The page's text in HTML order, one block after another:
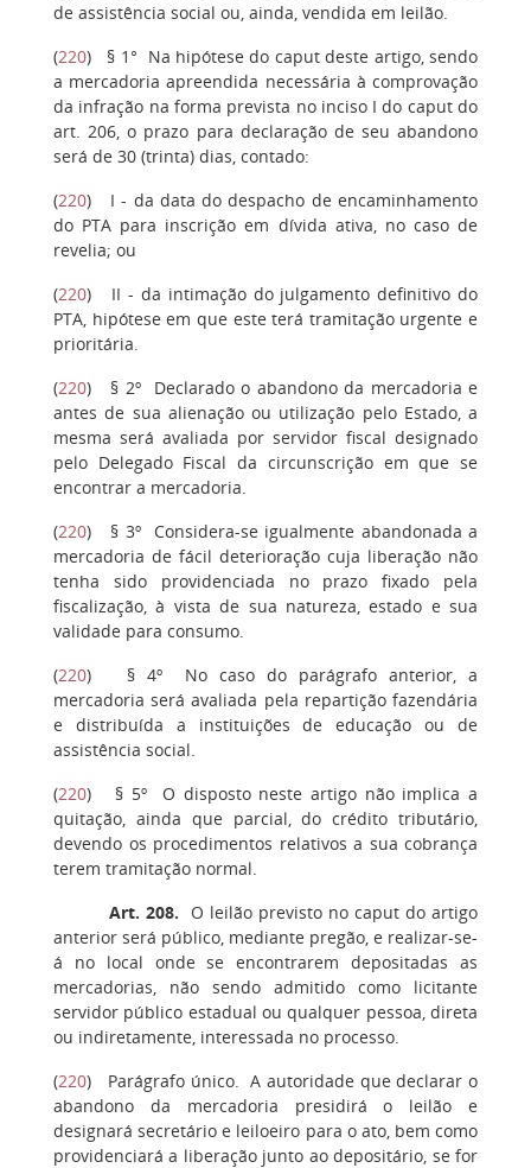
de assistência social ou, ainda, vendida em leilão.
(220) § 1° Na hipótese do caput deste artigo, sendo
a mercadoria apreendida necessária à comprovação
da infração na forma prevista no inciso I do caput do
art. 206, o prazo para declaração de seu abandono
será de 30 (trinta) dias, contado:
(220) I- da data do despacho de encaminhamento
do PTA para inscrição em dívida ativa, no caso de
revelia; ou
(220) II - da intimação do julgamento definitivo do
PTA, hipótese em que este terá tramitação urgente e
prioritária.
(220) § 2º
Declarado o abandono da mercadoria e
antes de sua alienação ou utilização pelo Estado, a
mesma será avaliada por servidor fiscal designado
pelo Delegado Fiscal da circunscrição em que se
encontrar a mercadoria.
(220) § 3º
Considera-se igualmente abandonada a
mercadoria de fácil deterioração cuja liberação não
tenha sido providenciada no prazo fixado pela
fiscalização, à vista de sua natureza, estado e sua
validade para consumo.
(220) § 4º
No caso do parágrafo anterior, a
mercadoria será avaliada pela repartição fazendária
e distribuída a instituições de educação ou de
assistência social.
(220) § 5ºO disposto neste artigo não implica a
quitação, ainda que parcial, do crédito tributário,
devendo os procedimentos relativos a sua cobrança
terem tramitação normal.
Art. 208. O leilão previsto no caput do artigo
anterior será público, mediante pregão, e realizar-se-
á no local onde se encontrarem depositadas as
mercadorias, não sendo admitido como licitante
servidor público estadual ou qualquer pessoa, direta
ou indiretamente, interessada no processo.
(220) Parágrafo único.A autoridade que declarar o
abandono da mercadoria presidirá o leilão e
designará secretário e leiloeiro para o ato, bem como
providenciará a liberação junto ao depositário, se for